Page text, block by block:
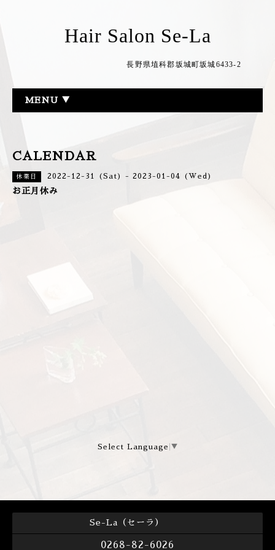
Hair Salon Se-La
長野県埴科郡坂城町坂城6433-2
MENU ▼
CALENDAR
休業日 2022-12-31 (Sat) - 2023-01-04 (Wed)
お正月休み
Select Language ▼
Se-La（セーラ）
0268-82-6026